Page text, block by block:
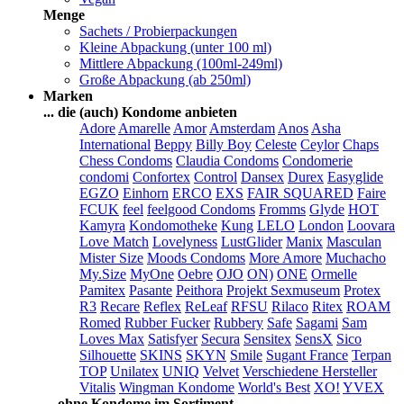
Menge
Sachets / Probierpackungen
Kleine Abpackung (unter 100 ml)
Mittlere Abpackung (100ml-249ml)
Große Abpackung (ab 250ml)
Marken
... die (auch) Kondome anbieten
Adore Amarelle Amor Amsterdam Anos Asha
International Beppy Billy Boy Celeste Ceylor Chaps
Chess Condoms Claudia Condoms Condomerie
condomi Confortex Control Dansex Durex Easyglide
EGZO Einhorn ERCO EXS FAIR SQUARED Faire
FCUK feel feelgood Condoms Fromms Glyde HOT
Kamyra Kondomotheke Kung LELO London Loovara
Love Match Lovelyness LustGlider Manix Masculan
Mister Size Moods Condoms More Amore Muchacho
My.Size MyOne Oebre OJO ON) ONE Ormelle
Pamitex Pasante Peithora Projekt Sexmuseum Protex
R3 Recare Reflex ReLeaf RFSU Rilaco Ritex ROAM
Romed Rubber Fucker Rubbery Safe Sagami Sam
Loves Max Satisfyer Secura Sensitex SensX Sico
Silhouette SKINS SKYN Smile Sugant France Terpan
TOP Unilatex UNIQ Velvet Verschiedene Hersteller
Vitalis Wingman Kondome World's Best XO! YVEX